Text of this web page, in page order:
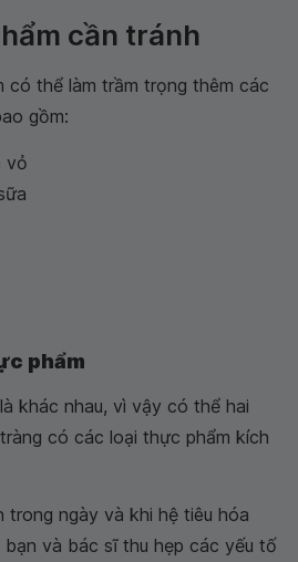
cần tránh
có thể làm trầm trọng thêm các
gồm:
vỏ
phẩm
khác nhau, vì vậy có thể hai
có các loại thực phẩm kích
trong ngày và khi hệ tiêu hóa
và bác sĩ thu hẹp các yếu tố